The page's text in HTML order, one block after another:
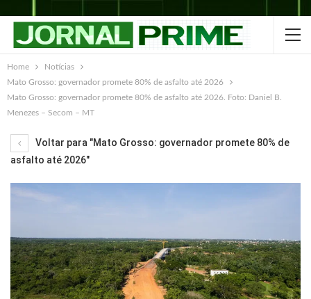
Home
Notícias
Mato Grosso: governador promete 80% de asfalto até 2026
Mato Grosso: governador promete 80% de asfalto até 2026. Foto: Daniel B.
Menezes – Secom – MT
Voltar para "Mato Grosso: governador promete 80% de
asfalto até 2026"